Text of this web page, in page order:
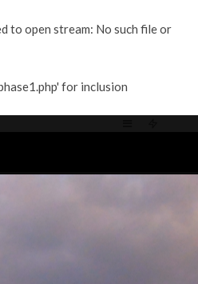
open stream: No such file or
for inclusion